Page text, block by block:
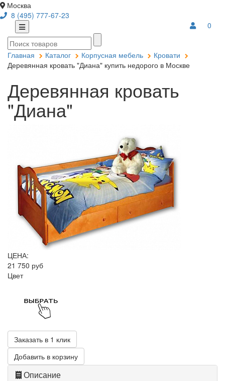
Москва
8 (495) 777-67-23
0
Главная Каталог Корпусная мебель
Кровати
Деревянная кровать "Диана" купить недорого в Москве
Деревянная кровать
"Диана"
ЦЕНА:
21 750 руб
Цвет
Заказать в 1 клик
Добавить в корзину
Описание